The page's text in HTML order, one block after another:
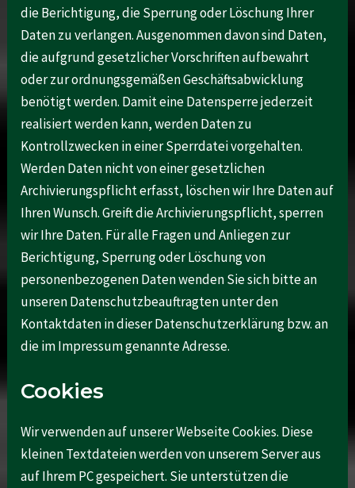
die Berichtigung, die Sperrung oder Löschung Ihrer
Daten zu verlangen. Ausgenommen davon sind Daten,
die aufgrund gesetzlicher Vorschriften aufbewahrt
oder zur ordnungsgemäßen Geschäftsabwicklung
benötigt werden. Damit eine Datensperre jederzeit
realisiert werden kann, werden Daten zu
Kontrollzwecken in einer Sperrdatei vorgehalten.
Werden Daten nicht von einer gesetzlichen
Archivierungspflicht erfasst, löschen wir Ihre Daten auf
Ihren Wunsch. Greift die Archivierungspflicht, sperren
wir Ihre Daten. Für alle Fragen und Anliegen zur
Berichtigung, Sperrung oder Löschung von
personenbezogenen Daten wenden Sie sich bitte an
unseren Datenschutzbeauftragten unter den
Kontaktdaten in dieser Datenschutzerklärung bzw. an
die im Impressum genannte Adresse.
Cookies
Wir verwenden auf unserer Webseite Cookies. Diese
kleinen Textdateien werden von unserem Server aus
auf Ihrem PC gespeichert. Sie unterstützen die